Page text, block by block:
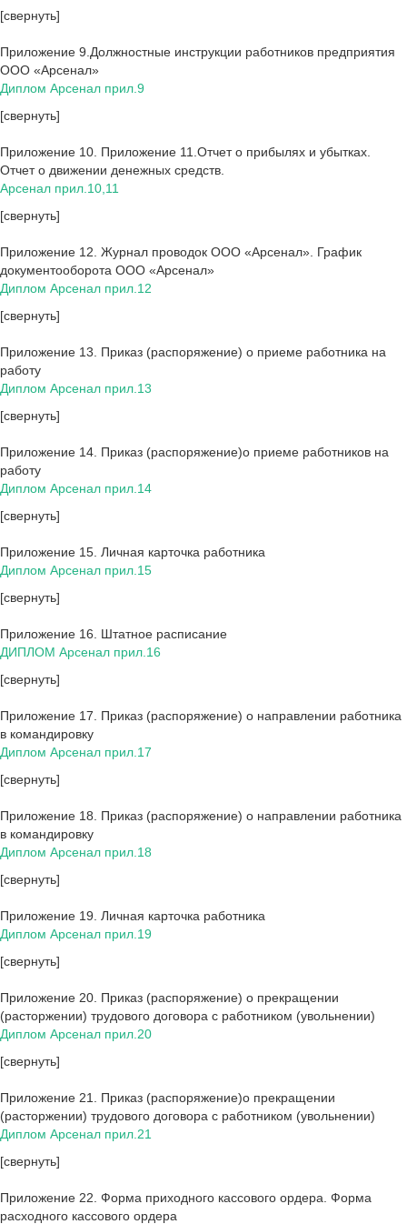
[свернуть]
Приложение 9.Должностные инструкции работников предприятия
ООО «Арсенал»
Диплом Арсенал прил.9
[свернуть]
Приложение 10. Приложение 11.Отчет о прибылях и убытках.
Отчет о движении денежных средств.
Арсенал прил.10,11
[свернуть]
Приложение 12. Журнал проводок ООО «Арсенал». График
документооборота ООО «Арсенал»
Диплом Арсенал прил.12
[свернуть]
Приложение 13. Приказ (распоряжение) о приеме работника на
работу
Диплом Арсенал прил.13
[свернуть]
Приложение 14. Приказ (распоряжение)о приеме работников на
работу
Диплом Арсенал прил.14
[свернуть]
Приложение 15. Личная карточка работника
Диплом Арсенал прил.15
[свернуть]
Приложение 16. Штатное расписание
ДИПЛОМ Арсенал прил.16
[свернуть]
Приложение 17. Приказ (распоряжение) о направлении работника
в командировку
Диплом Арсенал прил.17
[свернуть]
Приложение 18. Приказ (распоряжение) о направлении работника
в командировку
Диплом Арсенал прил.18
[свернуть]
Приложение 19. Личная карточка работника
Диплом Арсенал прил.19
[свернуть]
Приложение 20. Приказ (распоряжение) о прекращении
(расторжении) трудового договора с работником (увольнении)
Диплом Арсенал прил.20
[свернуть]
Приложение 21. Приказ (распоряжение)о прекращении
(расторжении) трудового договора с работником (увольнении)
Диплом Арсенал прил.21
[свернуть]
Приложение 22. Форма приходного кассового ордера. Форма
расходного кассового ордера